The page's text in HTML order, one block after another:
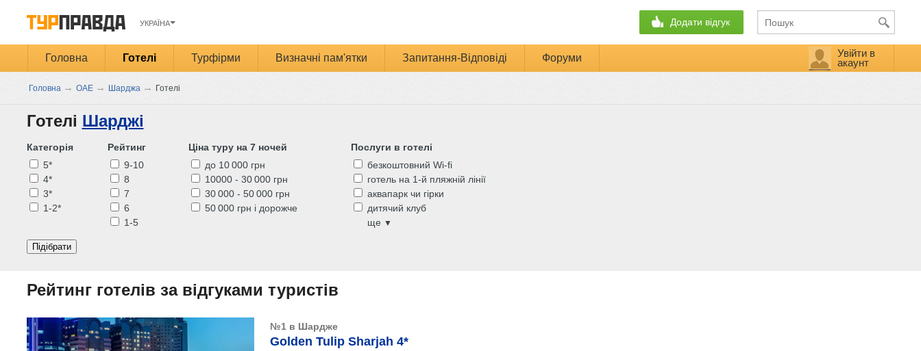
УКРАЇНА Додати відгук
Головна Готелі Турфірми Визначні пам'ятки Запитання-Відповіді Форуми
Увійти в
акаунт
Головна → ОАЕ → Шарджа → Готелі
Готелі Шарджі
Категорія
5*
4*
3*
1-2*
Рейтинг
9-10
8
7
6
1-5
Ціна туру на 7 ночей
до 10 000 грн
10000 - 30 000 грн
30 000 - 50 000 грн
50 000 грн і дорожче
Послуги в готелі
безкоштовний Wi-fi
готель на 1-й пляжній лінії
аквапарк чи гірки
дитячий клуб
ще ▼
Підібрати
Рейтинг готелів за відгуками туристів
№1 в Шардже
Golden Tulip Sharjah 4*